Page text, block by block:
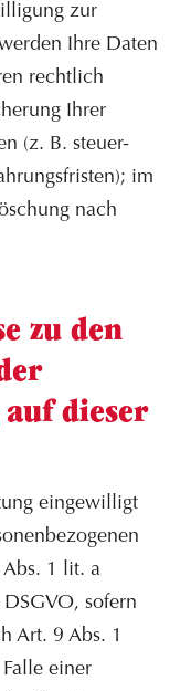
zur
Ihre Daten
rechtlich
Ihrer
(z. B. steuer-
im
nach
zu den
dieser
eingewilligt
1 lit. a
sofern
Art. 9 Abs. 1
einer